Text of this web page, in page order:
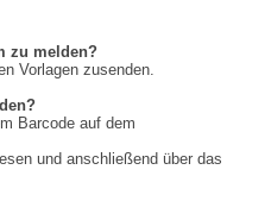
zu melden?
Vorlagen zusenden.
Barcode auf dem
und anschließend über das